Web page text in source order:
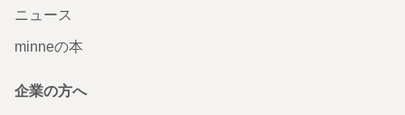
ニュース
minneの本
企業の方へ